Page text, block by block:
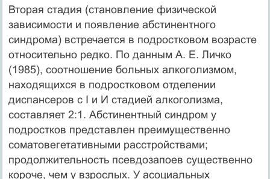
Вторая стадия (становление физической
зависимости и появление абстинентного
синдрома) встречается в подростковом возрасте
относительно редко. По данным А. Е. Личко
(1985), соотношение больных алкоголизмом,
находящихся в подростковом отделении
диспансеров с I и И стадией алкоголизма,
составляет 2:1. Абстинентный синд­ром у
подростков представлен преимущественно
соматовегетативными расстройства­ми;
продолжительность псевдозапоев существенно
короче, чем у взрослых. У асоциаль­ных